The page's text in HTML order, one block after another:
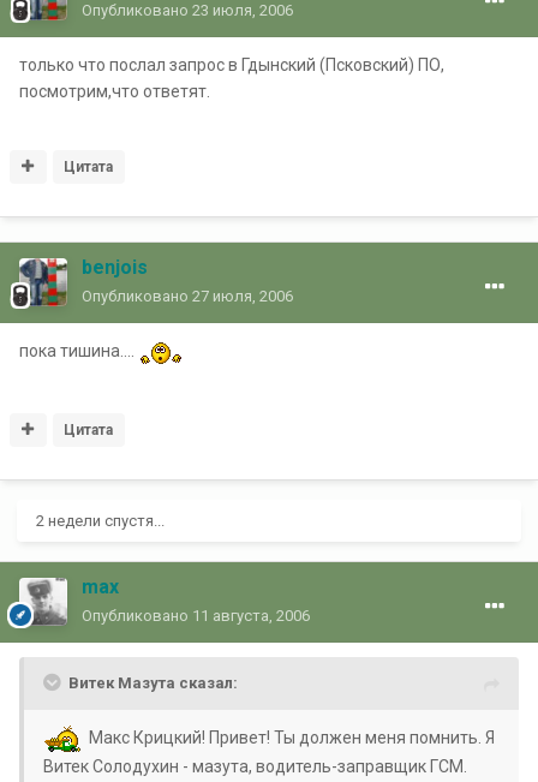
Опубликовано 23 июля, 2006
только что послал запрос в Гдынский (Псковский) ПО,
посмотрим,что ответят.
Цитата
benjois
Опубликовано 27 июля, 2006
пока тишина....
Цитата
2 недели спустя...
max
Опубликовано 11 августа, 2006
Витек Мазута сказал:
Макс Крицкий! Привет! Ты должен меня помнить. Я
Витек Солодухин - мазута, водитель-заправщик ГСМ.